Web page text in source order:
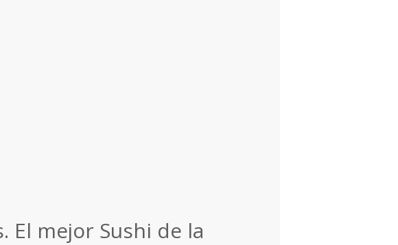
El mejor Sushi de la